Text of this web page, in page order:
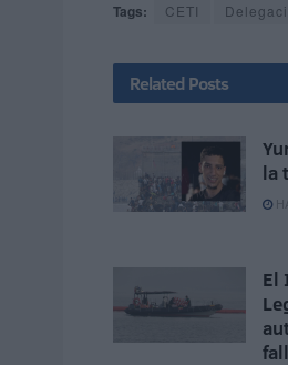
Tags: CETI
Related Posts
la
El